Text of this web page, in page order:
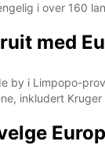
i over 160
med
by i Limpopo-
inkludert